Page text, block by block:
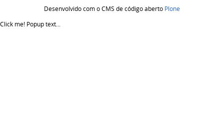
Desenvolvido com o CMS de código aberto Plone
Click me! Popup text...